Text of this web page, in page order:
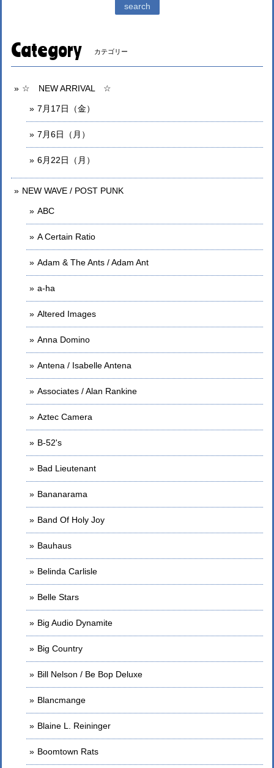
search
Category カテゴリー
☆ NEW ARRIVAL ☆
7月17日（金）
7月6日（月）
6月22日（月）
NEW WAVE / POST PUNK
ABC
A Certain Ratio
Adam & The Ants / Adam Ant
a-ha
Altered Images
Anna Domino
Antena / Isabelle Antena
Associates / Alan Rankine
Aztec Camera
B-52's
Bad Lieutenant
Bananarama
Band Of Holy Joy
Bauhaus
Belinda Carlisle
Belle Stars
Big Audio Dynamite
Big Country
Bill Nelson / Be Bop Deluxe
Blancmange
Blaine L. Reininger
Boomtown Rats